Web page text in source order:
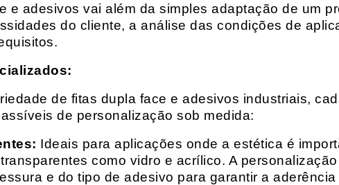
e adesivos vai além da simples adaptação de um
do cliente, a análise das condições de
de fitas dupla face e adesivos industriais,
de personalização sob medida:
Ideais para aplicações onde a estética é
como vidro e acrílico. A
e do tipo de adesivo para garantir a